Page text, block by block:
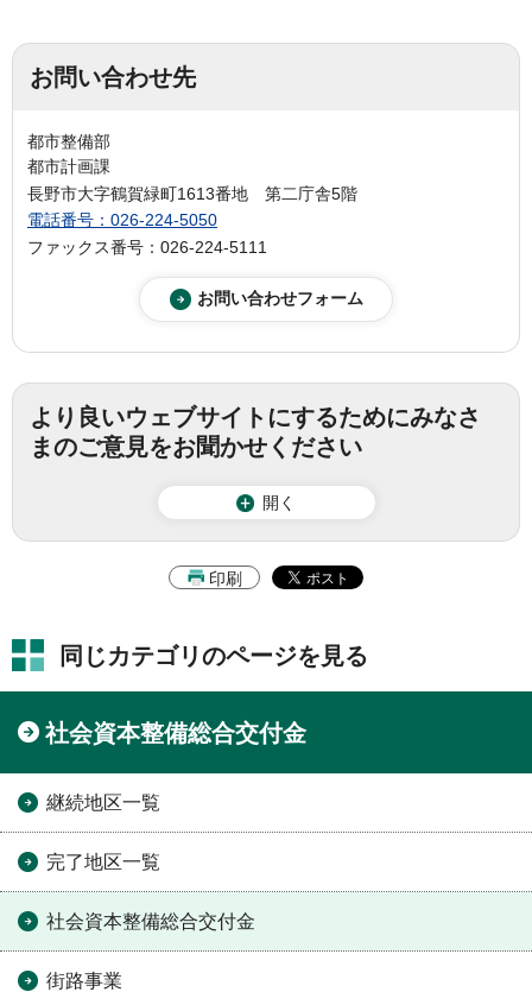
お問い合わせ先
都市整備部
都市計画課
長野市大字鶴賀緑町1613番地 第二庁舎5階
電話番号：026-224-5050
ファックス番号：026-224-5111
より良いウェブサイトにするためにみなさ
まのご意見をお聞かせください
開く
印刷
同じカテゴリのページを見る
社会資本整備総合交付金
継続地区一覧
完了地区一覧
社会資本整備総合交付金
街路事業